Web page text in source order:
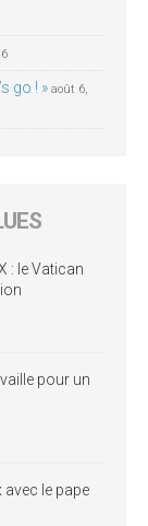
go ! » août 6,
: le Vatican
pour un
le pape